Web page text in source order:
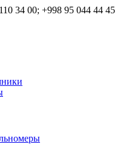
34 00; +998 95 044 44 45